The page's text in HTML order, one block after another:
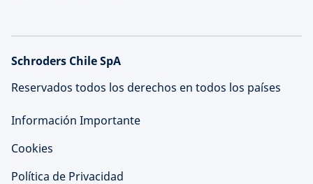
Schroders Chile SpA
Reservados todos los derechos en todos los países
Información Importante
Cookies
Política de Privacidad